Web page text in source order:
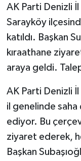
AK Parti Denizli İl
Sarayköy
katıldı. Başkan
kıraathane
araya geldi.
AK Parti Denizli İl
il genelinde saha
ediyor. Bu
ziyaret ederek,
Başkan